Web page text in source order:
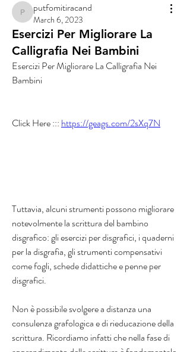
putfomitiracand
putfomitiracand
March 6, 2023
Esercizi Per Migliorare La
Calligrafia Nei Bambini
Esercizi Per Migliorare La Calligrafia Nei
Bambini
Click Here ::: https://geags.com/2sXq7N
Tuttavia, alcuni strumenti possono migliorare
notevolmente la scrittura del bambino
disgrafico: gli esercizi per disgrafici, i quaderni
per la disgrafia, gli strumenti compensativi
come fogli, schede didattiche e penne per
disgrafici.
Non è possibile svolgere a distanza una
consulenza grafologica e di rieducazione della
scrittura. Ricordiamo infatti che nella fase di